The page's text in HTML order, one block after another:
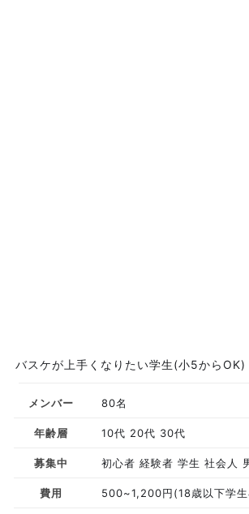
バスケが上手くなりたい学生(小5からOK)
メンバー 80名
年齢層 10代 20代 30代
募集中 初心者 経験者 学生 社会人
費用 500~1,200円(18歳以下学生